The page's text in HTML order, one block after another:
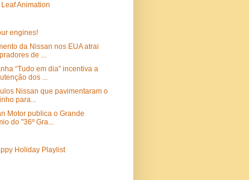
Animation
engines!
da Nissan nos EUA atrai
de ...
“Tudo em dia” incentiva a
dos ...
Nissan que pavimentaram o
para...
Motor publica o Grande
do "36º Gra...
Holiday Playlist